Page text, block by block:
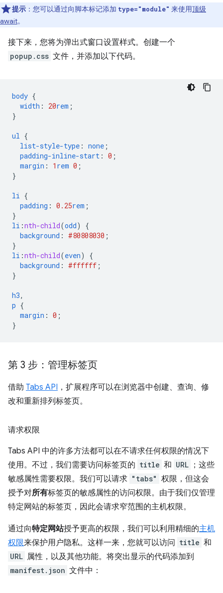
提示 ：您可以通过向脚本标记添加 type="module" 来使用顶级
await。
接下来，您将为弹出式窗口设置样式。创建一个
popup.css 文件，并添加以下代码。
body {
width : 20rem ;
}
ul {
list-style-type : none ;
padding-inline-start : 0 ;
margin : 1 rem 0 ;
}
li {
padding : 0.25rem ;
}
li :nth-child(odd)
{
background : #80808030 ;
}
li :nth-child(even)
{
background : #ffffff ;
}
h3,
p {
margin : 0 ;
}
第 3 步：管理标签页
借助 Tabs API ，扩展程序可以在浏览器中创建、查询、修
改和重新排列标签页。
请求权限
Tabs API 中的许多方法都可以在不请求任何权限的情况下
使用。不过，我们需要访问标签页的 title 和 URL ；这些
敏感属性需要权限。我们可以请求 "tabs" 权限，但这会
授予对所有标签页的敏感属性的访问权限。由于我们仅管理
特定网站的标签页，因此会请求窄范围的主机权限。
通过向特定网站授予更高的权限，我们可以利用精细的主机
权限来保护用户隐私。这样一来，您就可以访问 title 和
URL 属性，以及其他功能。将突出显示的代码添加到
manifest.json 文件中：